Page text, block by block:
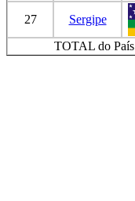
27 Sergipe
TOTAL do País